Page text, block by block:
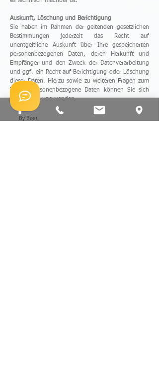
Auskunft, Löschung und Berichtigung
Sie haben im Rahmen der geltenden gesetzlichen
Bestimmungen jederzeit das Recht auf
unentgeltliche Auskunft über Ihre gespeicherten
personenbezogenen Daten, deren Herkunft und
Empfänger und den Zweck der Datenverarbeitung
und ggf. ein Recht auf Berichtigung oder Löschung
dieser Daten. Hierzu sowie zu weiteren Fragen zum
Thema personenbezogene Daten können Sie sich
jederzeit an uns wenden.
Recht auf Einschränkung der Verarbeitung
By Boei